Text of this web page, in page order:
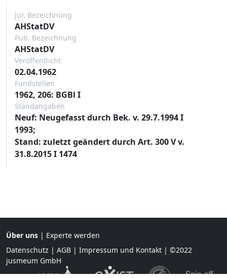
Jur. Bezeichnung
AHStatDV
Pub. Bezeichnung
AHStatDV
Veröffentlicht
02.04.1962
Fundstellen
1962, 206: BGBl I
Standangaben
Neuf: Neugefasst durch Bek. v. 29.7.1994 I
1993;
Stand: zuletzt geändert durch Art. 300 V v.
31.8.2015 I 1474
Über uns | Experte werden
Datenschutz | AGB | Impressum und Kontakt | ©2022
jusmeum GmbH